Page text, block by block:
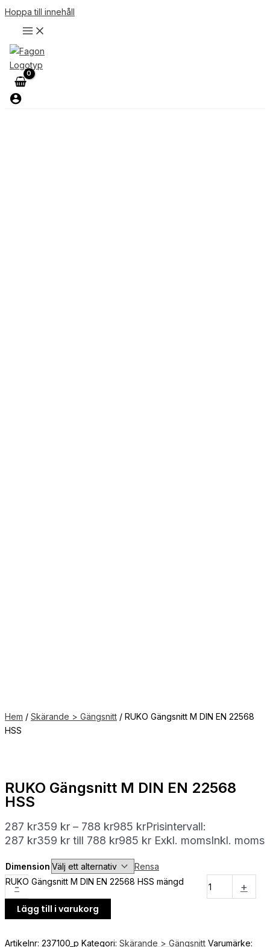
Hoppa till innehåll
Hem / Skärande > Gängsnitt / RUKO Gängsnitt M DIN EN 22568
HSS
RUKO Gängsnitt M DIN EN 22568
HSS
287 kr359 kr – 788 kr985 krPrisintervall:
287 kr359 kr till 788 kr985 kr Exkl. momsInkl. moms
Dimension Rensa
-
RUKO Gängsnitt M DIN EN 22568 HSS mängd +
Lägg till i varukorg
Artikelnr: 237100_p Kategori: Skärande > Gängsnitt Varumärke: